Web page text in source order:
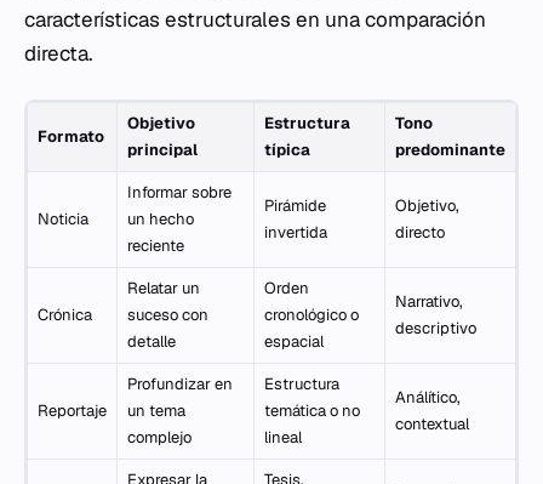
características estructurales en una comparación
directa.
Formato
Objetivo
principal
Estructura
típica
Tono
predominante
Noticia
Informar sobre
un hecho
reciente
Pirámide
invertida
Objetivo,
directo
Crónica
Relatar un
suceso con
detalle
Orden
cronológico o
espacial
Narrativo,
descriptivo
Reportaje
Profundizar en
un tema
complejo
Estructura
temática o no
lineal
Análítico,
contextual
Expresar la
Tesis,